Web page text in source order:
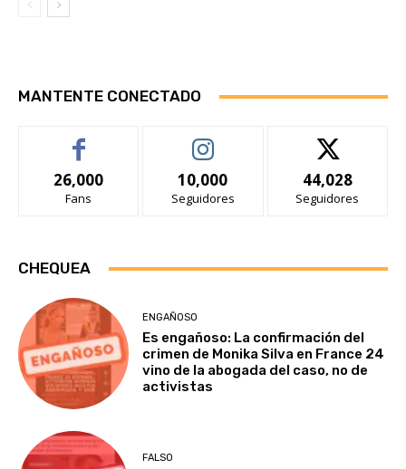
MANTENTE CONECTADO
26,000
Fans
10,000
Seguidores
44,028
Seguidores
CHEQUEA
ENGAÑOSO
Es engañoso: La confirmación del
crimen de Monika Silva en France 24
vino de la abogada del caso, no de
activistas
FALSO